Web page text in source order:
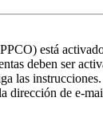
está
deben ser
las
dirección de e-